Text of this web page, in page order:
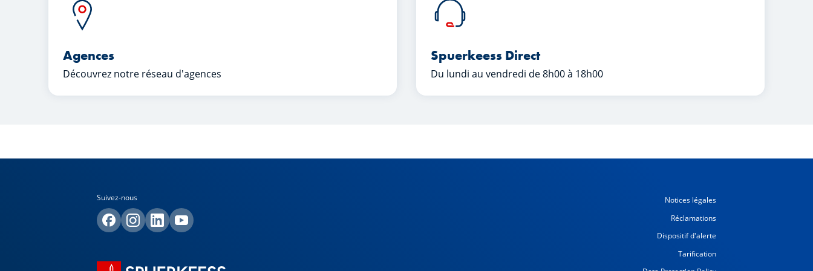
Agences
Découvrez notre réseau d'agences
Spuerkeess Direct
Du lundi au vendredi de 8h00 à 18h00
Suivez-nous
Notices légales
Réclamations
Dispositif d'alerte
Tarification